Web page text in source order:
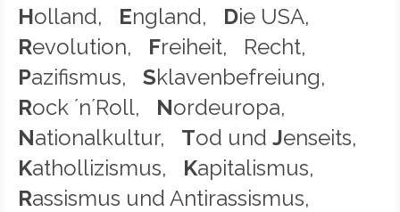
Holland, England, Die USA,
Revolution, Freiheit, Recht,
Pazifismus, Sklavenbefreiung,
Rock ´n´Roll, Nordeuropa,
Nationalkultur, Tod und Jenseits,
Kathollizismus, Kapitalismus,
Rassismus und Antirassismus,